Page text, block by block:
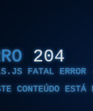
204
FATAL ERROR
CONTEÚDO ESTÁ